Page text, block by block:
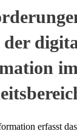
der
im
erfasst